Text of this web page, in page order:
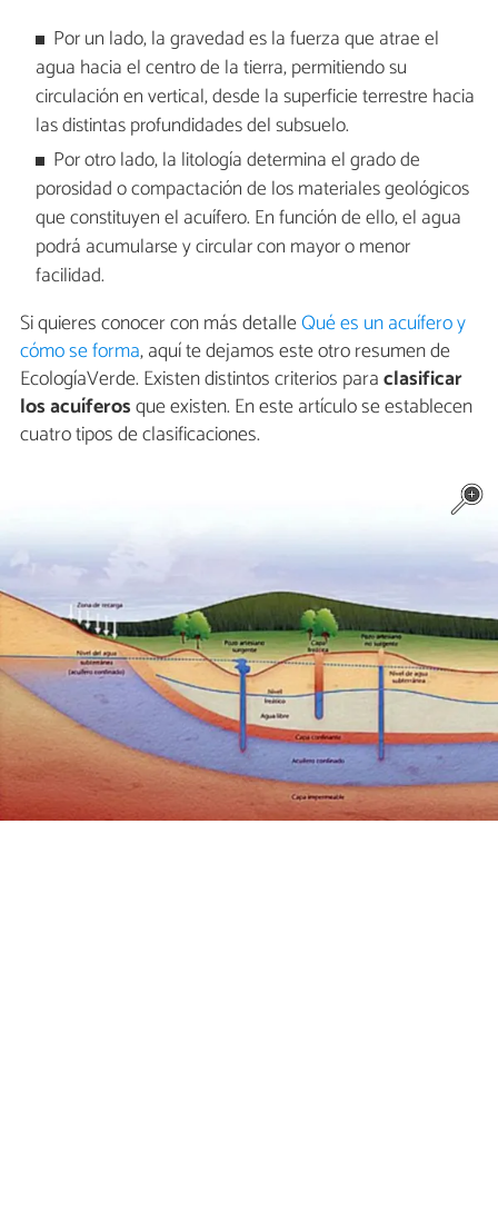
Por un lado, la gravedad es la fuerza que atrae el
agua hacia el centro de la tierra, permitiendo su
circulación en vertical, desde la superficie terrestre hacia
las distintas profundidades del subsuelo.
Por otro lado, la litología determina el grado de
porosidad o compactación de los materiales geológicos
que constituyen el acuífero. En función de ello, el agua
podrá acumularse y circular con mayor o menor
facilidad.
Si quieres conocer con más detalleQué es un acuífero y
cómo se forma, aquí te dejamos este otro resumen de
EcologíaVerde. Existen distintos criterios paraclasificar
los acuíferosque existen. En este artículo se establecen
cuatro tipos de clasificaciones.